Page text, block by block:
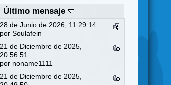
Último mensaje
28 de Junio de 2026, 11:29:14
porSoulafein
21 de Diciembre de 2025,
20:56:51
por noname1111
21 de Diciembre de 2025,